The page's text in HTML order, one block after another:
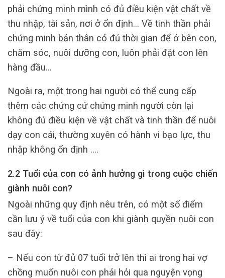
phải chứng minh mình có đủ điều kiện vật chất về
thu nhập, tài sản, nơi ở ổn định… Về tinh thần phải
chứng minh bản thân có đủ thời gian để ở bên con,
chăm sóc, nuôi dưỡng con, luôn phải đặt con lên
hàng đầu…
Ngoài ra, một trong hai người có thể cung cấp
thêm các chứng cứ chứng minh người còn lại
không đủ điều kiện về vật chất và tinh thần để nuôi
dạy con cái, thường xuyên có hành vi bạo lực, thu
nhập không ổn định ….
2.2 Tuổi của con có ảnh hưởng gì trong cuộc chiến
giành nuôi con?
Ngoài những quy định nêu trên, có một số điểm
cần lưu ý về tuổi của con khi giành quyền nuôi con
sau đây:
– Nếu con từ đủ 07 tuổi trở lên thì ai trong hai vợ
chồng muốn nuôi con phải hỏi qua nguyện vọng